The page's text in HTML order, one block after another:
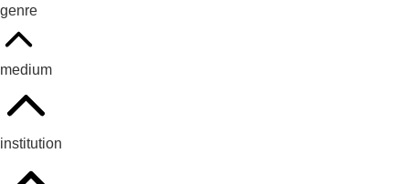
genre
medium
institution